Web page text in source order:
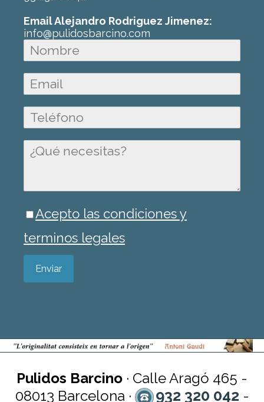
Email Alejandro Rodriguez Jimenez:
info@pulidosbarcino.com
Acepto las condiciones y
terminos legales
Enviar
Pulidos Barcino · Calle Aragó 465 -
08013 Barcelona ·
932 320 042 -